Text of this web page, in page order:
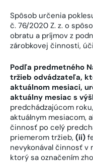
Spôsob určenia
č. 76/2020 Z. z. o
obratu a príjmov z
zárobkovej činnosti,
Podľa predmetného
tržieb odvádzateľa,
aktuálnom mesiaci,
aktuálny mesiac s
predchádzajúcom
aktuálnym mesiacom,
činnosť po celý
priemerom tržieb, (ii)
nevykonával činnosť v
ktorý sa označením